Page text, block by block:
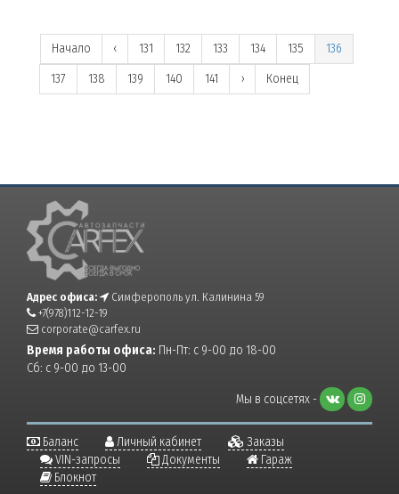
Начало ‹ 131 132 133 134 135
136
137
138 139 140 141 › Конец
Адрес офиса:
Симферополь ул. Калинина 59
+7(978)112-12-19
corporate@carfex.ru
Время работы офиса: Пн-Пт: с 9-00 до 18-00
Сб: с 9-00 до 13-00
Мы в соцсетях -
Баланс Личный кабинет
Заказы
VIN-запросы
Документы
Гараж
Блокнот